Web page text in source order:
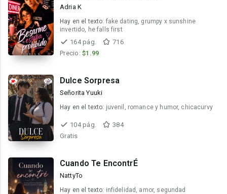
Adria K
Hay en el texto: fake dating, grumpy x sunshine
invertido, he falls first
164 pág.
716
Precio: $1.99
Dulce Sorpresa
Señorita Yuuki
Hay en el texto: juvenil, romance y humor, chicacurvy
104 pág.
384
Gratis
Cuando Te EncontrÉ
NattyTo
Hay en el texto: infidelidad, amor, segundad